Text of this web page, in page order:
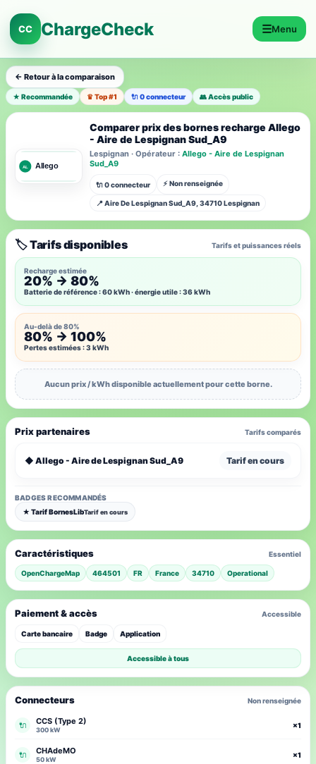
CC ChargeCheck ☰Menu
← Retour à la comparaison
★ Recommandée ♛ Top #1 🔌 0 connecteur 👥 Accès public
Comparer prix des bornes recharge Allego
- Aire de Lespignan Sud_A9
Lespignan · Opérateur : Allego - Aire de Lespignan
Sud_A9
🔌 0 connecteur ⚡ Non renseignée
📍 Aire De Lespignan Sud_A9, 34710 Lespignan
🏷️ Tarifs disponibles Tarifs et puissances réels
Recharge estimée
20% → 80%
Batterie de référence : 60 kWh · énergie utile : 36 kWh
Au-delà de 80%
80% → 100%
Pertes estimées : 3 kWh
Aucun prix / kWh disponible actuellement pour cette borne.
Prix partenaires Tarifs comparés
◆ Allego - Aire de Lespignan Sud_A9 Tarif en cours
BADGES RECOMMANDÉS
★ Tarif BornesLibTarif en cours
Caractéristiques Essentiel
OpenChargeMap 464501 FR France 34710 Operational
Connecteurs Non renseignée
🔌 CCS (Type 2)
300 kW
×1
🔌 CHAdeMO
50 kW
×1
Paiement & accès Accessible
Carte bancaire Badge Application
Accessible à tous